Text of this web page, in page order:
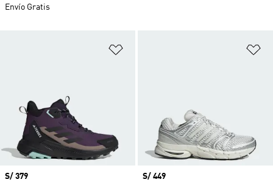
Precio
S/ 379
Precio
S/ 449
Envío Gratis